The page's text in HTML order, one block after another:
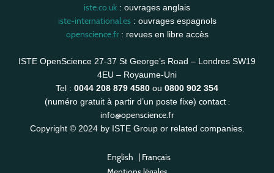
iste.co.uk : ouvrages anglais
iste-international.es: ouvrages espagnols
openscience.fr: revues en libre accès
ISTE OpenScience 27-37 St George’s Road – Londres SW19
4EU – Royaume-Uni
Tel : 0044 208 879 4580 ou 0800 902 354
(numéro gratuit à partir d’un poste fixe) contact :
info@openscience.fr
Copyright © 2024 by ISTE Group or related companies.
English | Français